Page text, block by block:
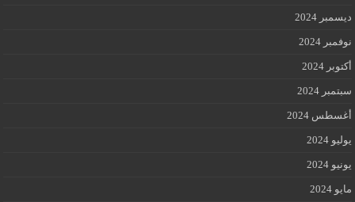
ديسمبر 2024
نوفمبر 2024
أكتوبر 2024
سبتمبر 2024
أغسطس 2024
يوليو 2024
يونيو 2024
مايو 2024